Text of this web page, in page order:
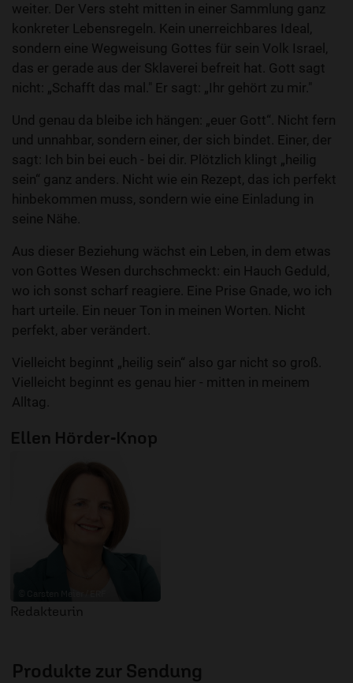
weiter. Der Vers steht mitten in einer Sammlung ganz
konkreter Lebensregeln. Kein unerreichbares Ideal,
sondern eine Wegweisung Gottes für sein Volk Israel,
das er gerade aus der Sklaverei befreit hat. Gott sagt
nicht: „Schafft das mal." Er sagt: „Ihr gehört zu mir."
Und genau da bleibe ich hängen: „euer Gott“. Nicht fern
und unnahbar, sondern einer, der sich bindet. Einer, der
sagt: Ich bin bei euch - bei dir. Plötzlich klingt „heilig
sein“ ganz anders. Nicht wie ein Rezept, das ich perfekt
hinbekommen muss, sondern wie eine Einladung in
seine Nähe.
Aus dieser Beziehung wächst ein Leben, in dem etwas
von Gottes Wesen durchschmeckt: ein Hauch Geduld,
wo ich sonst scharf reagiere. Eine Prise Gnade, wo ich
hart urteile. Ein neuer Ton in meinen Worten. Nicht
perfekt, aber verändert.
Vielleicht beginnt „heilig sein“ also gar nicht so groß.
Vielleicht beginnt es genau hier - mitten in meinem
Alltag.
Ellen Hörder-Knop
Redakteurin
Produkte zur Sendung